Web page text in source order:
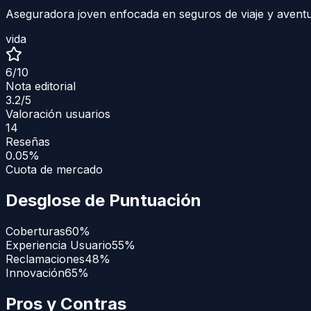
Aseguradora joven enfocada en seguros de viaje y
vida
6/10
Nota editorial
3.2/5
Valoración usuarios
14
Reseñas
0.05%
Cuota de mercado
Desglose de Puntuación
Coberturas60%
Experiencia Usuario55%
Reclamaciones48%
Innovación65%
Pros y Contras